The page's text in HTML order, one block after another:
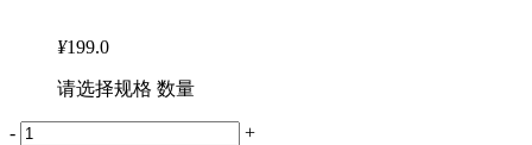
¥199.0
请选择规格 数量
-
+